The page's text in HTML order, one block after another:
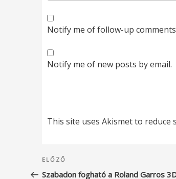
Notify me of follow-up
Notify me of new posts by email.
This site uses Akismet to reduce
Bejegyzés
navigáció
Korábbi
bejegyzés
ELŐZŐ
Szabadon fogható a Roland Garros